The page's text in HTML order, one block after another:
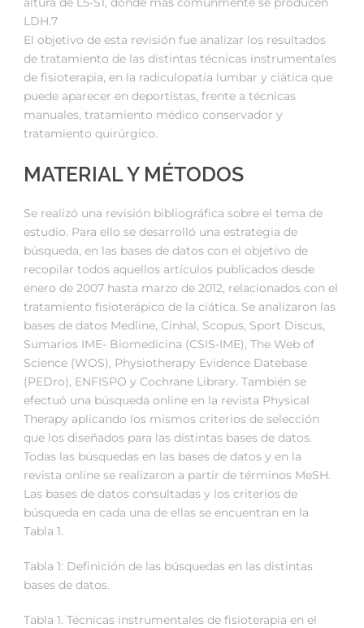
LDH.7
El objetivo de esta revisión fue analizar los resultados
de tratamiento de las distintas técnicas instrumentales
de fisioterapia, en la radiculopatía lumbar y ciática que
puede aparecer en deportistas, frente a técnicas
manuales, tratamiento médico conservador y
tratamiento quirúrgico.
MATERIAL Y MÉTODOS
Se realizó una revisión bibliográfica sobre el tema de
estudio. Para ello se desarrolló una estrategia de
búsqueda, en las bases de datos con el objetivo de
recopilar todos aquellos artículos publicados desde
enero de 2007 hasta marzo de 2012, relacionados con el
tratamiento fisioterápico de la ciática. Se analizaron las
bases de datos Medline, Cinhal, Scopus, Sport Discus,
Sumarios IME- Biomedicina (CSIS-IME), The Web of
Science (WOS), Physiotherapy Evidence Datebase
(PEDro), ENFISPO y Cochrane Library. También se
efectuó una búsqueda online en la revista Physical
Therapy aplicando los mismos criterios de selección
que los diseñados para las distintas bases de datos.
Todas las búsquedas en las bases de datos y en la
revista online se realizaron a partir de términos MeSH.
Las bases de datos consultadas y los criterios de
búsqueda en cada una de ellas se encuentran en la
Tabla 1.
Tabla 1: Definición de las búsquedas en las distintas
bases de datos.
Tabla 1. Técnicas instrumentales de fisioterapia en el